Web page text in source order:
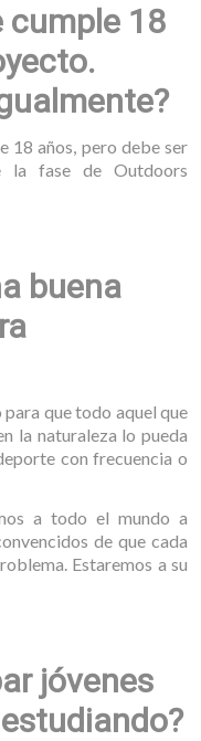
cumple 18
18 años, pero debe ser
la fase de Outdoors
buena
que todo aquel que
la naturaleza lo pueda
con frecuencia o
a todo el mundo a
de que cada
Estaremos a su
jóvenes